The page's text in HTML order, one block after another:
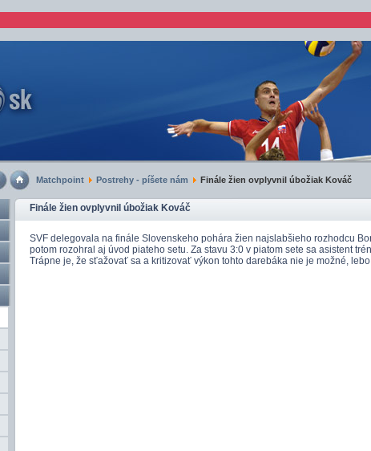
Matchpoint Postrehy - píšete nám Finále žien ovplyvnil úbožiak Kováč
Finále žien ovplyvnil úbožiak Kováč
SVF delegovala na finále Slovenskeho pohára žien najslabšieho rozhodcu
potom rozohral aj úvod piateho setu. Za stavu 3:0 v piatom sete sa asistent
Trápne je, že sťažovať sa a kritizovať výkon tohto darebáka nie je možné,